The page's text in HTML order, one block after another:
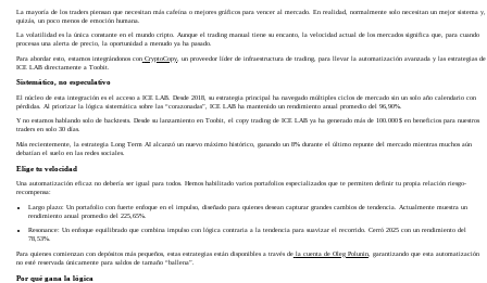
La mayoría de los traders piensan que necesitan más cafeína o mejores gráficos para vencer al mercado. En realidad, normalmente solo necesitan un mejor sistema y,
quizás, un poco menos de emoción humana.
La volatilidad es la única constante en el mundo cripto. Aunque el trading manual tiene su encanto, la velocidad actual de los mercados significa que, para cuando
procesas una alerta de precio, la oportunidad a menudo ya ha pasado.
Para abordar esto, estamos integrándonos con CryptoCopy, un proveedor líder de infraestructura de trading, para llevar la automatización avanzada y las estrategias de
ICE LAB directamente a Toobit.
Sistemático, no especulativo
El núcleo de esta integración es el acceso a ICE LAB. Desde 2018, su estrategia principal ha navegado múltiples ciclos de mercado sin un solo año calendario con
pérdidas. Al priorizar la lógica sistemática sobre las “corazonadas”, ICE LAB ha mantenido un rendimiento anual promedio del 96,90%.
Y no estamos hablando solo de backtests. Desde su lanzamiento en Toobit, el copy trading de ICE LAB ya ha generado más de 100.000 $ en beneficios para nuestros
traders en solo 30 días.
Más recientemente, la estrategia Long Term AI alcanzó un nuevo máximo histórico, ganando un 8% durante el último repunte del mercado mientras muchos aún
debatían el suelo en las redes sociales.
Elige tu velocidad
Una automatización eficaz no debería ser igual para todos. Hemos habilitado varios portafolios especializados que te permiten definir tu propia relación riesgo-
recompensa:
Largo plazo: Un portafolio con fuerte enfoque en el impulso, diseñado para quienes desean capturar grandes cambios de tendencia. Actualmente muestra un
rendimiento anual promedio del 225,65%.
Resonance: Un enfoque equilibrado que combina impulso con lógica contraria a la tendencia para suavizar el recorrido. Cerró 2025 con un rendimiento del
78,53%.
Para quienes comienzan con depósitos más pequeños, estas estrategias están disponibles a través de la cuenta de Oleg Polunin, garantizando que esta automatización
no esté reservada únicamente para saldos de tamaño “ballena”.
Por qué gana la lógica